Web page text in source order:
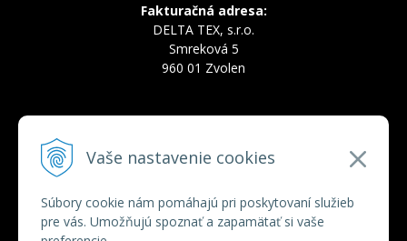
Vaše nastavenie cookies
Súbory cookie nám pomáhajú pri poskytovaní služieb
pre vás. Umožňujú spoznať a zapamätať si vaše
Fakturačná adresa:
DELTA TEX, s.r.o.
Smreková 5
960 01 Zvolen
Tel.:+421 910 228 822
E-mail: deltatex@deltatex.sk